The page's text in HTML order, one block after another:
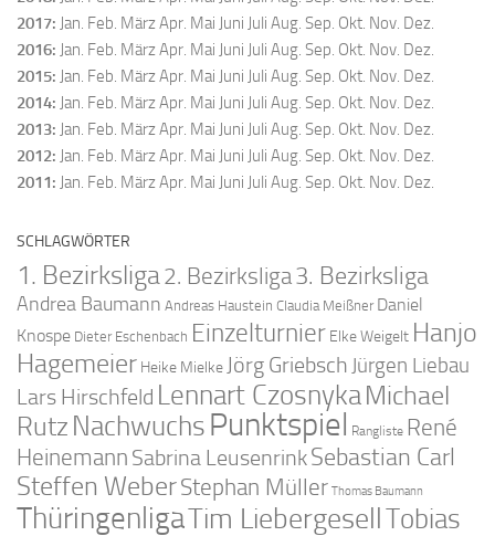
2017: Jan. Feb. MärzApr. Mai Juni Juli Aug. Sep. Okt. Nov. Dez.
2016: Jan. Feb. MärzApr. Mai Juni Juli Aug. Sep. Okt. Nov. Dez.
2015: Jan. Feb. MärzApr. Mai Juni Juli Aug. Sep. Okt. Nov. Dez.
2014: Jan. Feb. MärzApr. Mai Juni Juli Aug. Sep. Okt. Nov. Dez.
2013: Jan. Feb. MärzApr. Mai Juni Juli Aug. Sep. Okt. Nov. Dez.
2012: Jan. Feb. MärzApr. Mai Juni Juli Aug. Sep. Okt. Nov. Dez.
2011: Jan. Feb. MärzApr. Mai Juni Juli Aug. Sep. Okt. Nov. Dez.
SCHLAGWÖRTER
1. Bezirksliga2. Bezirksliga3. Bezirksliga
Andrea Baumann Andreas Haustein Claudia Meißner Daniel
Knospe Dieter Eschenbach Einzelturnier Elke Weigelt Hanjo
Hagemeier Heike Mielke Jörg Griebsch Jürgen Liebau
Lars Hirschfeld Lennart CzosnykaMichael
Rutz Nachwuchs Punktspiel Rangliste René
Heinemann Sabrina LeusenrinkSebastian Carl
Steffen WeberStephan Müller Thomas Baumann
ThüringenligaTim LiebergesellTobias